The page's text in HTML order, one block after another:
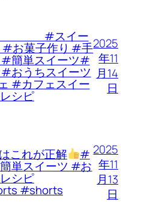
#スイー
#お菓子作り #手
#簡単スイーツ#
おうちスイーツ
#カフェスイー
シピ
2025
年11
月14
日
これが正解 #
単スイーツ #お
シピ
#shorts
2025
年11
月13
日